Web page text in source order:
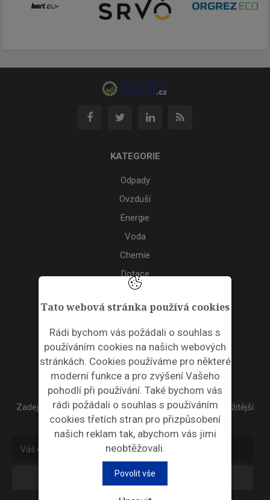
Tato webová stránka používá cookies
Rádi bychom vás požádali o souhlas s
používáním cookies na našich webových
stránkách. Cookies používáme pro některé
moderní funkce a pro zvýšení Vašeho
pohodlí při používání. Také bychom vás
rádi požádali o souhlas s používáním
cookies třetích stran pro přizpůsobení
našich reklam tak, abychom vás jimi
neobtěžovali.
Povolit vše
KATEGORIE
Odpady
Ovzduší
Energie
Voda
Chemie
Dotace
Akce
ODPADNÍ PLASTY
NEWSLETTER
Zadejte váš email a my Vám budeme zasílat ty nejdůležitější
informace, maximálně 1x týdně.
Odebírat